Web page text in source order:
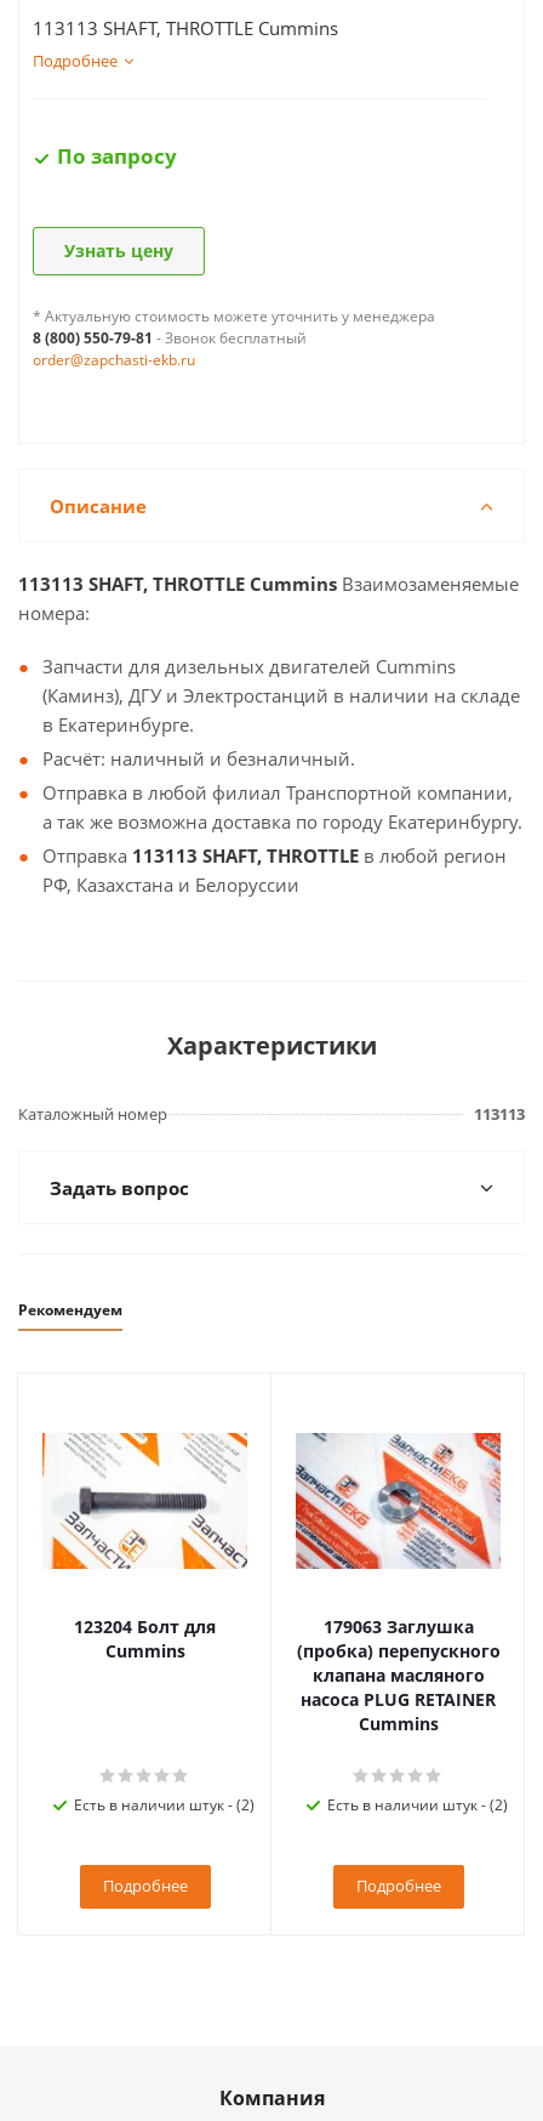
113113 SHAFT, THROTTLE Cummins
Подробнее
По запросу
Узнать цену
* Актуальную стоимость можете уточнить у менеджера
8 (800) 550-79-81 - Звонок бесплатный
order@zapchasti-ekb.ru
Описание
113113 SHAFT, THROTTLE Cummins Взаимозаменяемые
номера:
Запчасти для дизельных двигателей Cummins
(Каминз), ДГУ и Электростанций в наличии на складе
в Екатеринбурге.
Расчёт: наличный и безналичный.
Отправка в любой филиал Транспортной компании,
а так же возможна доставка по городу Екатеринбургу.
Отправка 113113 SHAFT, THROTTLE в любой регион
РФ, Казахстана и Белоруссии
Характеристики
Каталожный номер 113113
Задать вопрос
Рекомендуем
123204 Болт для
Cummins
Есть в наличии штук - (2)
Подробнее
179063 Заглушка
(пробка) перепускного
клапана масляного
насоса PLUG RETAINER
Cummins
Есть в наличии штук - (2)
Подробнее
Компания